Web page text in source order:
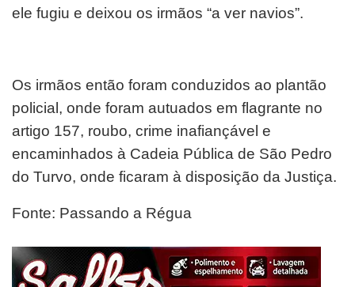
ele fugiu e deixou os irmãos “a ver navios”.
Os irmãos então foram conduzidos ao plantão
policial, onde foram autuados em flagrante no
artigo 157, roubo, crime inafiançável e
encaminhados à Cadeia Pública de São Pedro
do Turvo, onde ficaram à disposição da Justiça.
Fonte: Passando a Régua